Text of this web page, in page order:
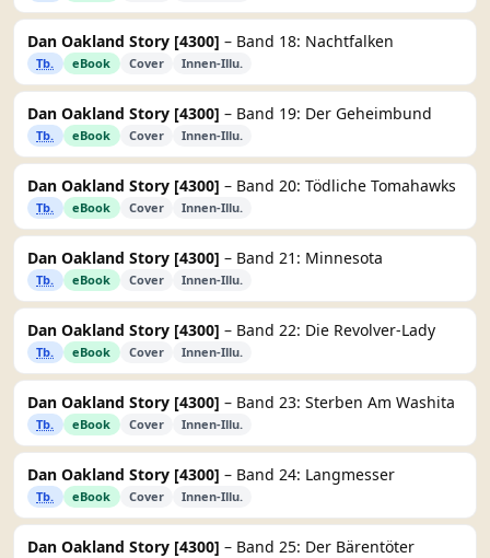
Dan Oakland Story [4300] – Band 18: Nachtfalken
Tb. eBook Cover Innen-Illu.
Dan Oakland Story [4300] – Band 19: Der Geheimbund
Tb. eBook Cover Innen-Illu.
Dan Oakland Story [4300] – Band 20: Tödliche Tomahawks
Tb. eBook Cover Innen-Illu.
Dan Oakland Story [4300] – Band 21: Minnesota
Tb. eBook Cover Innen-Illu.
Dan Oakland Story [4300] – Band 22: Die Revolver-Lady
Tb. eBook Cover Innen-Illu.
Dan Oakland Story [4300] – Band 23: Sterben Am Washita
Tb. eBook Cover Innen-Illu.
Dan Oakland Story [4300] – Band 24: Langmesser
Tb. eBook Cover Innen-Illu.
Dan Oakland Story [4300] – Band 25: Der Bärentöter